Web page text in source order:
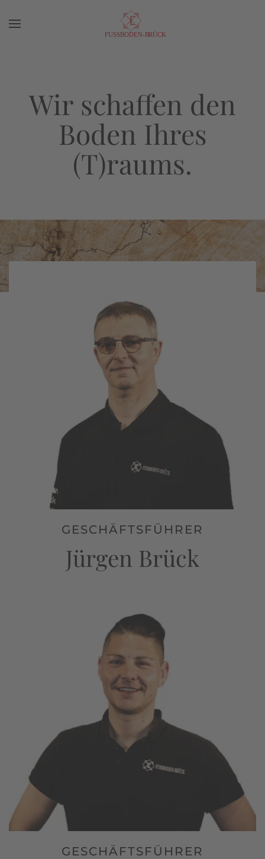
Zum Hauptinhalt springen
Wir schaffen den
Boden Ihres
(T)raums.
GESCHÄFTSFÜHRER
Jürgen Brück
GESCHÄFTSFÜHRER